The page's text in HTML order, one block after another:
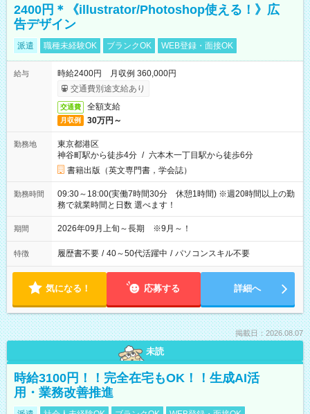
2400円＊《illustrator/Photoshop使える！》広
告デザイン
派遣 職種未経験OK ブランクOK WEB登録・面接OK
給与
時給2400円 月収例 360,000円
交通費別途支給あり
交通費 全額支給
月収例 30万円～
勤務地
東京都港区
神谷町駅から徒歩4分 / 六本木一丁目駅から徒歩6分
書籍出版（英文専門書，学会誌）
勤務時間
09:30～18:00(実働7時間30分 休憩1時間) ※週20時間以上の勤
務で就業時間と日数 選べます！
期間 2026年09月上旬～長期 ※9月～！
特徴 履歴書不要 / 40～50代活躍中 / パソコンスキル不要
気になる！ 応募する 詳細へ
掲載日：2026.08.07
未読
時給3100円！！完全在宅もOK！！生成AI活
用・業務改善推進